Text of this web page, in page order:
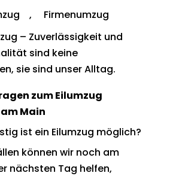
,
Firmenumzug
– Zuverlässigkeit und
sind keine
sie sind unser Alltag.
zum Eilumzug
Main
ist ein Eilumzug möglich?
können wir noch am
nächsten Tag helfen,